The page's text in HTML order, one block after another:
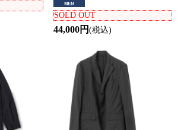
SOLD OUT
44,000円(税込)